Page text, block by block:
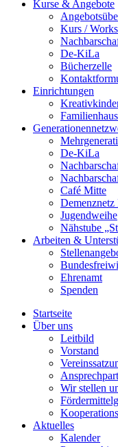
Kurse & Angebote
Kurs /
De-KiLa
Bücherzelle
Einrichtungen
De-KiLa
Café Mitte
Demenznetz
Jugendweihe
Nähstube
Arbeiten &
Ehrenamt
Spenden
Startseite
Über uns
Leitbild
Vorstand
Wir stellen
Aktuelles
Kalender